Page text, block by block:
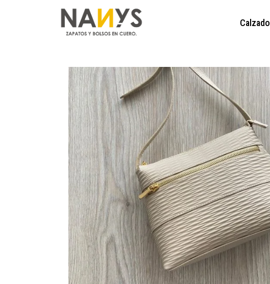
Calzado